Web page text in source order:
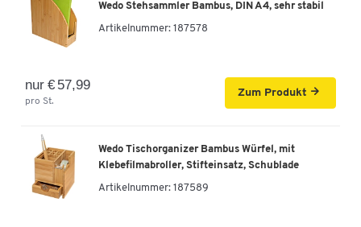
Wedo Stehsammler Bambus, DIN A4, sehr stabil
Artikelnummer: 187578
nur € 57,99
pro St.
Zum Produkt
Wedo Tischorganizer Bambus Würfel, mit
Klebefilmabroller, Stifteinsatz, Schublade
Artikelnummer: 187589